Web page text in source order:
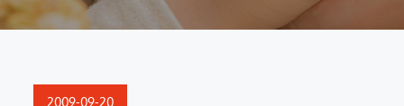
Posted
2009-09-20